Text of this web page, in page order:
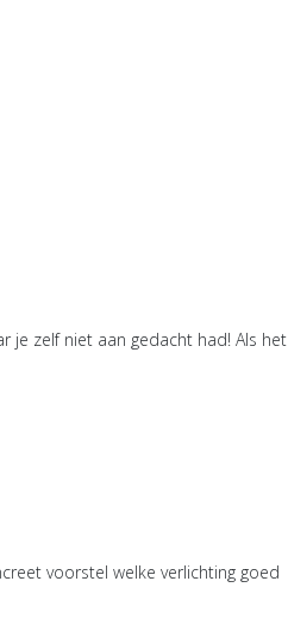
je zelf niet aan gedacht had! Als het
voorstel welke verlichting goed